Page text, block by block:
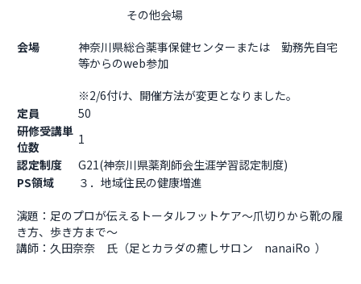
会場
神奈川県総合薬事保健センターまたは　勤務先自宅
等からのweb参加
※2/6付け、開催方法が変更となりました。
定員
50
研修受講単
位数
1
認定制度
G21(神奈川県薬剤師会生涯学習認定制度)
PS領域
３．地域住民の健康増進
演題：足のプロが伝えるトータルフットケア〜爪切りから靴の履
き方、歩き方まで〜
講師：久田奈奈　氏（足とカラダの癒しサロン　nanaiRo  ）